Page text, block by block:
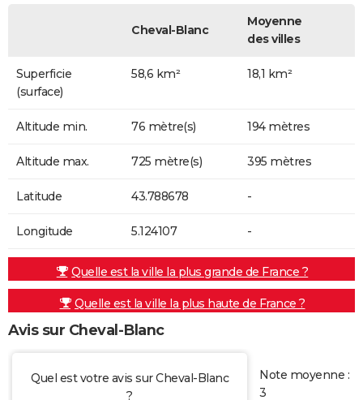
Cheval-Blanc
Moyenne
des villes
Superficie
(surface)
58,6 km² 18,1 km²
Altitude min. 76 mètre(s) 194 mètres
Altitude max. 725 mètre(s) 395 mètres
Latitude 43.788678 -
Longitude 5.124107 -
Quelle est la ville la plus grande de France ?
Quelle est la ville la plus haute de France ?
Avis sur Cheval-Blanc
Quel est votre avis sur Cheval-Blanc
?
Note moyenne :
3